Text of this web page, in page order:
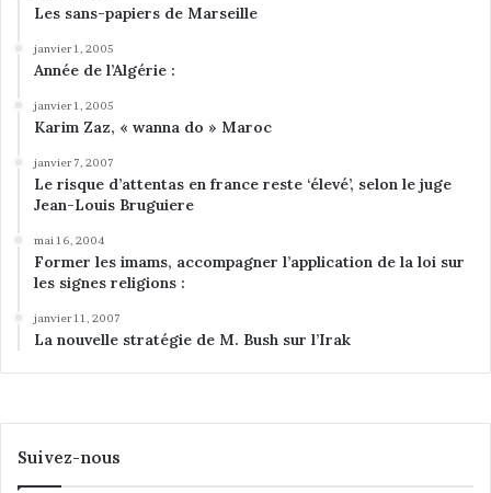
e
Les sans-papiers de Marseille
janvier 1, 2005
Année de l’Algérie :
janvier 1, 2005
Karim Zaz, « wanna do » Maroc
janvier 7, 2007
Le risque d’attentas en france reste ‘élevé’, selon le juge
Jean-Louis Bruguiere
mai 16, 2004
Former les imams, accompagner l’application de la loi sur
les signes religions :
janvier 11, 2007
La nouvelle stratégie de M. Bush sur l’Irak
Suivez-nous